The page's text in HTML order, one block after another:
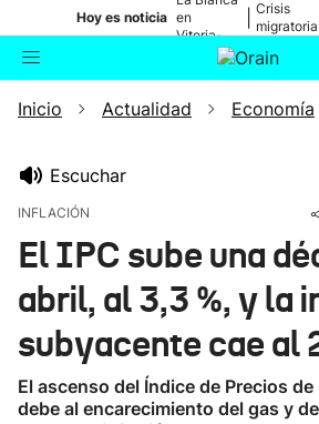
Hoy es noticia en
Vitoria-
Gasteiz
Crisis
migratoria
Buscador Actualidad
Ikusmiran
Eguraldia
Inicio Actualidad Economía
Escuchar
INFLACIÓN
El IPC sube una
abril, al 3,3 %, y la
subyacente cae al
El ascenso del Índice de Precios
debe al encarecimiento del gas y